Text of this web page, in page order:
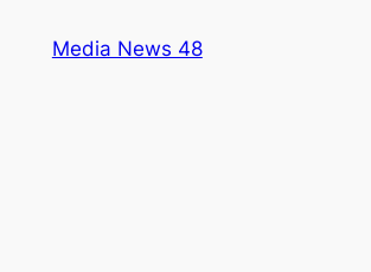
Media News 48